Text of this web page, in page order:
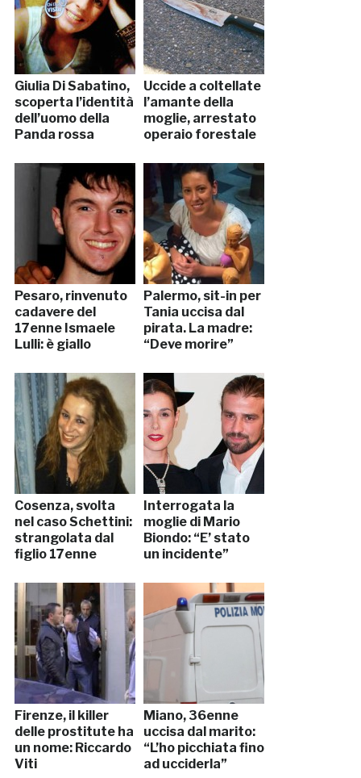
Giulia Di Sabatino,
scoperta l’identità
dell’uomo della
Panda rossa
Uccide a coltellate
l’amante della
moglie, arrestato
operaio forestale
Pesaro, rinvenuto
cadavere del
17enne Ismaele
Lulli: è giallo
Palermo, sit-in per
Tania uccisa dal
pirata. La madre:
“Deve morire”
Cosenza, svolta
nel caso Schettini:
strangolata dal
figlio 17enne
Interrogata la
moglie di Mario
Biondo: “E’ stato
un incidente”
Firenze, il killer
delle prostitute ha
un nome: Riccardo
Viti
Miano, 36enne
uccisa dal marito:
“L’ho picchiata fino
ad ucciderla”